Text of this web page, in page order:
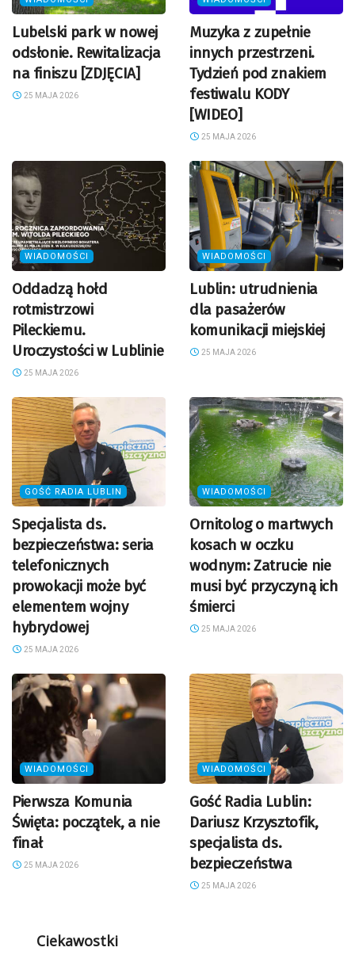
Lubelski park w nowej
odsłonie. Rewitalizacja
na finiszu [ZDJĘCIA]
25 MAJA 2026
Muzyka z zupełnie
innych przestrzeni.
Tydzień pod znakiem
festiwalu KODY
[WIDEO]
25 MAJA 2026
WIADOMOŚCI
Oddadzą hołd
rotmistrzowi
Pileckiemu.
Uroczystości w Lublinie
25 MAJA 2026
WIADOMOŚCI
Lublin: utrudnienia
dla pasażerów
komunikacji miejskiej
25 MAJA 2026
GOŚĆ RADIA LUBLIN
Specjalista ds.
bezpieczeństwa: seria
telefonicznych
prowokacji może być
elementem wojny
hybrydowej
25 MAJA 2026
WIADOMOŚCI
Ornitolog o martwych
kosach w oczku
wodnym: Zatrucie nie
musi być przyczyną ich
śmierci
25 MAJA 2026
WIADOMOŚCI
Pierwsza Komunia
Święta: początek, a nie
finał
25 MAJA 2026
WIADOMOŚCI
Gość Radia Lublin:
Dariusz Krzysztofik,
specjalista ds.
bezpieczeństwa
25 MAJA 2026
Ciekawostki